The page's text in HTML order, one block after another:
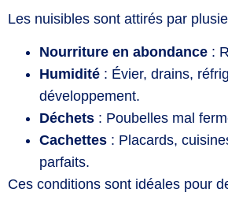
Les nuisibles sont attirés par
Nourriture en abondance :
Humidité : Évier, drains,
développement.
Déchets : Poubelles mal
Cachettes : Placards,
parfaits.
Ces conditions sont idéales pour